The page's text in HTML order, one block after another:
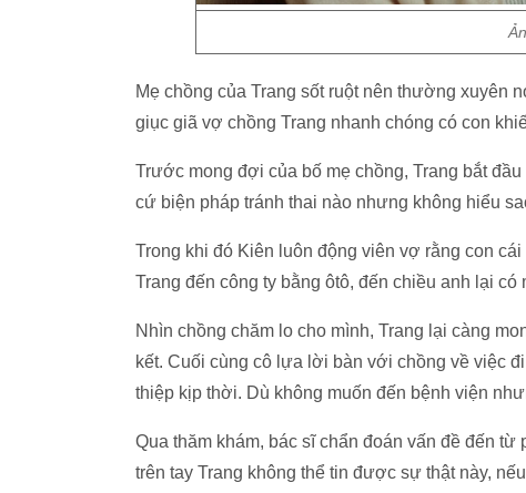
Mẹ chồng của Trang sốt ruột nên thường xuyên
giục giã vợ chồng Trang nhanh chóng có con
Trước mong đợi của bố mẹ chồng, Trang bắt
cứ biện pháp tránh thai nào nhưng không hiểu
Trong khi đó Kiên luôn động viên vợ rằng con
Trang đến công ty bằng ôtô, đến chiều anh lại có
Nhìn chồng chăm lo cho mình, Trang lại càng
kết. Cuối cùng cô lựa lời bàn với chồng về việc
thiệp kịp thời. Dù không muốn đến bệnh viện
Qua thăm khám, bác sĩ chẩn đoán vấn đề đến
trên tay Trang không thể tin được sự thật này,